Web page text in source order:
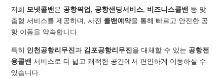
저희 모넷콜밴 은 공항픽업 공항샌딩서비스 비즈니스콜밴 등 맞
춤형 서비스를 제공하며, 사전 콜밴예약을 통해 빠르고 안전한 공
항 이동을 약속합니다.
특히 인천공항리무진과 김포공항리무진 을 대체할 수 있는 공항전
용콜밴 서비스로 더 넓고 쾌적한 공간에서 편안하게 이동하실 수
있습니다.